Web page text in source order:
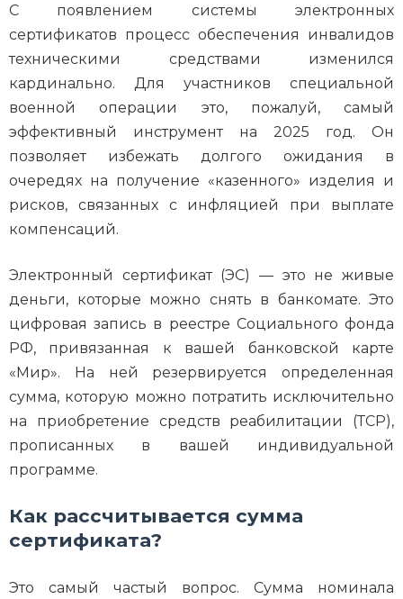
С появлением системы электронных
сертификатов процесс обеспечения инвалидов
техническими средствами изменился
кардинально. Для участников специальной
военной операции это, пожалуй, самый
эффективный инструмент на 2025 год. Он
позволяет избежать долгого ожидания в
очередях на получение «казенного» изделия и
рисков, связанных с инфляцией при выплате
компенсаций.
Электронный сертификат (ЭС) — это не живые
деньги, которые можно снять в банкомате. Это
цифровая запись в реестре Социального фонда
РФ, привязанная к вашей банковской карте
«Мир». На ней резервируется определенная
сумма, которую можно потратить исключительно
на приобретение средств реабилитации (ТСР),
прописанных в вашей индивидуальной
программе.
Как рассчитывается сумма
сертификата?
Это самый частый вопрос. Сумма номинала